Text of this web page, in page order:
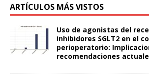
ARTÍCULOS MÁS VISTOS
Uso de agonistas del
inhibidores SGLT2 en el
perioperatorio:
recomendaciones